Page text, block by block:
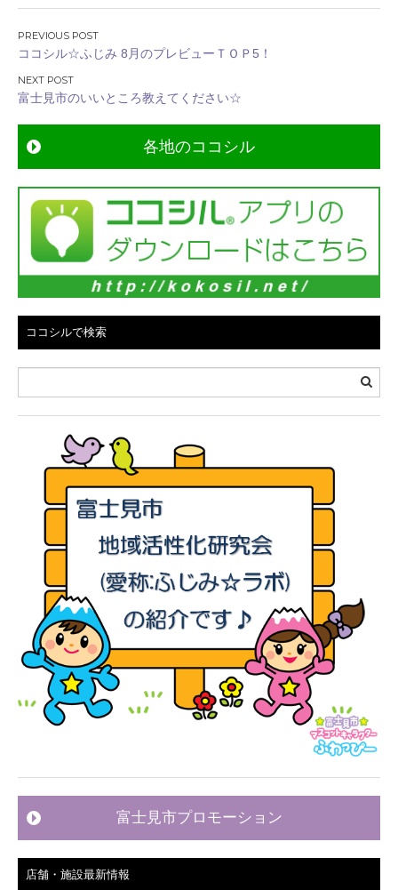
投
稿
ナ
ビ
ゲ
ー
シ
ョ
ン
ココシル☆ふじみ 8月のプレビューＴＯＰ5！
富士見市のいいところ教えてください☆
各地のココシル
ココシルで検索
富士見市プロモーション
店舗・施設最新情報